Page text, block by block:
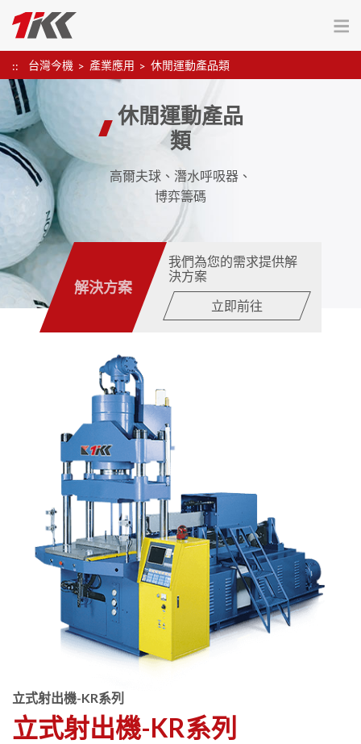
台灣今機 產業應用 休閒運動產品類
休閒運動產品
類
高爾夫球、潛水呼吸器、
博弈籌碼
解決方案
我們為您的需求提供解
決方案
立即前往
立式射出機-KR系列
立式射出機-KR系列